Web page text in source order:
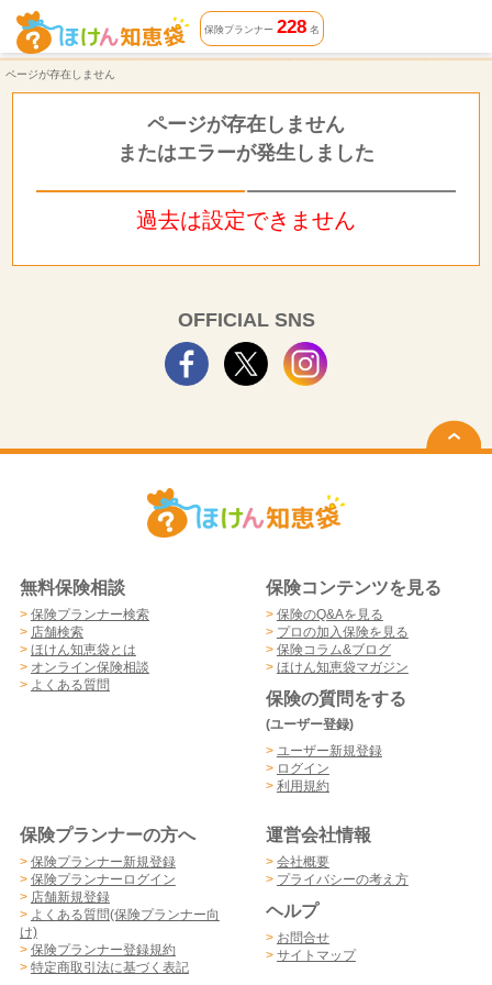
ページが存在しません | ほけん知恵袋
保険プランナー 228名
ページが存在しません
ページが存在しません
またはエラーが発生しました
過去は設定できません
OFFICIAL SNS
無料保険相談
> 保険プランナー検索
> 店舗検索
> ほけん知恵袋とは
> オンライン保険相談
> よくある質問
保険コンテンツを見る
> 保険のQ&Aを見る
> プロの加入保険を見る
> 保険コラム&ブログ
> ほけん知恵袋マガジン
保険の質問をする
(ユーザー登録)
> ユーザー新規登録
> ログイン
> 利用規約
保険プランナーの方へ
> 保険プランナー新規登録
> 保険プランナーログイン
> 店舗新規登録
> よくある質問(保険プランナー向
け)
> 保険プランナー登録規約
> 特定商取引法に基づく表記
運営会社情報
> 会社概要
> プライバシーの考え方
ヘルプ
> お問合せ
> サイトマップ